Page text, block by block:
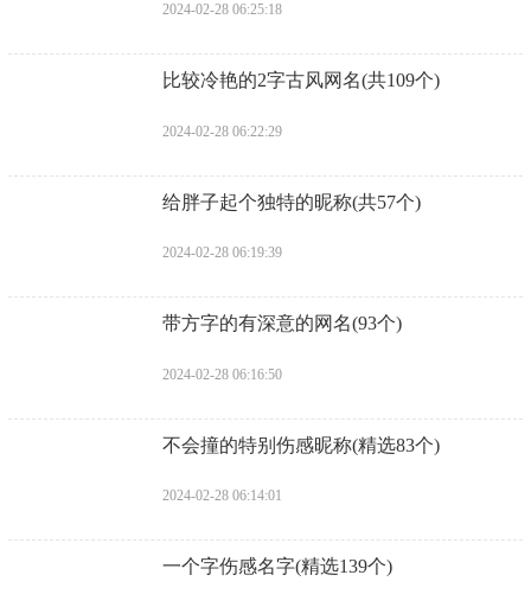
2024-02-28 06:25:18
​比较冷艳的2字古风网名(共109个)
2024-02-28 06:22:29
​给胖子起个独特的昵称(共57个)
2024-02-28 06:19:39
​带方字的有深意的网名(93个)
2024-02-28 06:16:50
​不会撞的特别伤感昵称(精选83个)
2024-02-28 06:14:01
​一个字伤感名字(精选139个)